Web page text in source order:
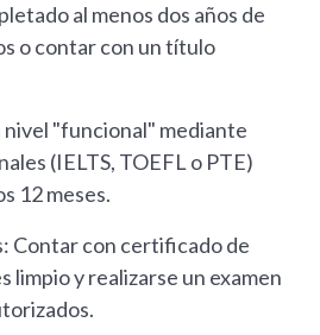
al menos dos años de
o contar con un título
"funcional" mediante
(IELTS, TOEFL o PTE)
12 meses.
Contar con certificado de
limpio y realizarse un examen